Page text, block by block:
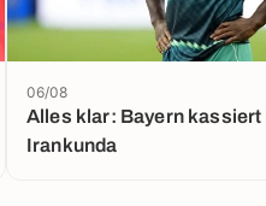
Alles klar: Bayern
Irankunda
06/08